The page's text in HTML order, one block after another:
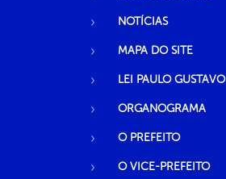
NOTÍCIAS
MAPA DO SITE
LEI PAULO GUSTAVO
ORGANOGRAMA
O PREFEITO
O VICE-PREFEITO